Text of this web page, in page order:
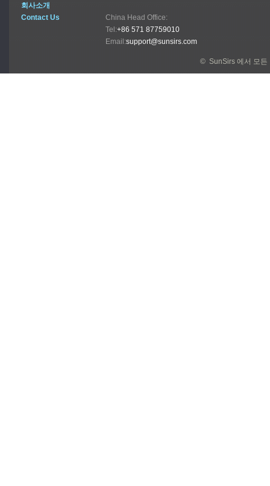
회사소개
Contact Us
China Head Office:
Tel:+86 571 87759010
Email:support@sunsirs.com
© SunSirs 에서 모